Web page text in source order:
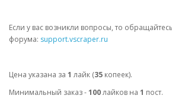
Если у вас возникли вопросы, то
форума: support.vscraper.ru
Цена указана за 1 лайк (35 копеек).
Минимальный заказ -100лайков на 1 пост.